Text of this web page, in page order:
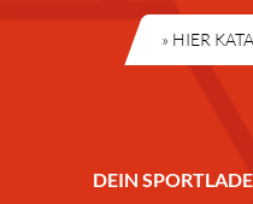
» HIER
DEIN